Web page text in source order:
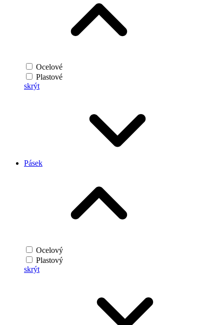
Ocelové
Plastové
skrýt
Pásek
Ocelový
Plastový
skrýt